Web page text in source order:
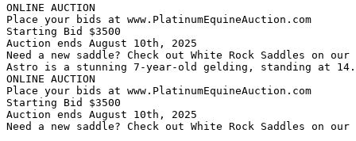
ONLINE AUCTION
Place your bids at www.PlatinumEquineAuction.com
Starting Bid $3500
Auction ends August 10th, 2025
Need a new saddle? Check out White Rock Saddles on
Astro is a stunning 7-year-old gelding, standing at
ONLINE AUCTION
Place your bids at www.PlatinumEquineAuction.com
Starting Bid $3500
Auction ends August 10th, 2025
Need a new saddle? Check out White Rock Saddles on